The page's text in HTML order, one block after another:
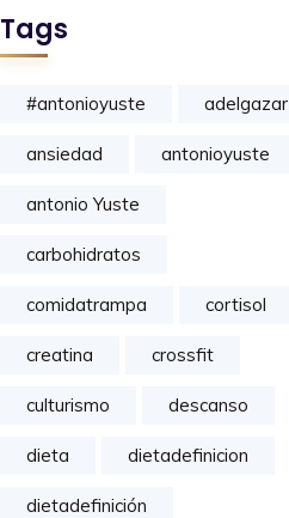
Tags
#antonioyuste adelgazar
ansiedad antonioyuste
antonio Yuste
carbohidratos
comidatrampa cortisol
creatina crossfit
culturismo descanso
dieta dietadefinicion
dietadefinición